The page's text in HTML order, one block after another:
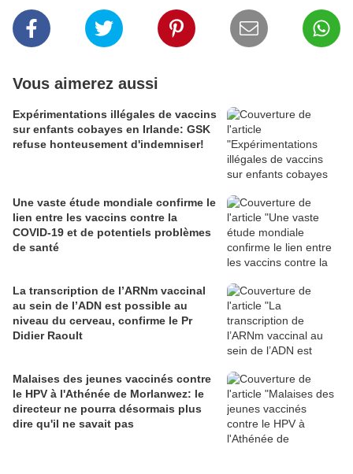
Vous aimerez aussi
Expérimentations illégales de vaccins
sur enfants cobayes en Irlande: GSK
refuse honteusement d'indemniser!
Une vaste étude mondiale confirme le
lien entre les vaccins contre la
COVID-19 et de potentiels problèmes
de santé
La transcription de l’ARNm vaccinal
au sein de l’ADN est possible au
niveau du cerveau, confirme le Pr
Didier Raoult
Malaises des jeunes vaccinés contre
le HPV à l'Athénée de Morlanwez: le
directeur ne pourra désormais plus
dire qu'il ne savait pas